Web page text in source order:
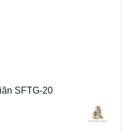
SFTG-20